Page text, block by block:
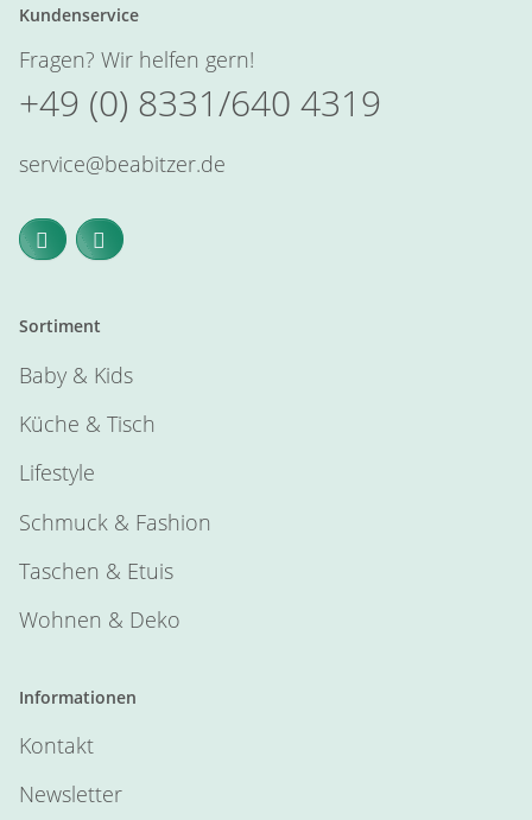
Kundenservice
Fragen? Wir helfen gern!
+49 (0) 8331/640 4319
service@beabitzer.de
Sortiment
Baby & Kids
Küche & Tisch
Lifestyle
Schmuck & Fashion
Taschen & Etuis
Wohnen & Deko
Informationen
Kontakt
Newsletter